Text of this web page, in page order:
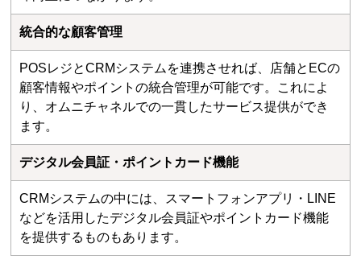
統合的な顧客管理
POSレジとCRMシステムを連携させれば、店舗とECの
顧客情報やポイントの統合管理が可能です。これによ
り、オムニチャネルでの一貫したサービス提供ができ
ます。
デジタル会員証・ポイントカード機能
CRMシステムの中には、スマートフォンアプリ・LINE
などを活用したデジタル会員証やポイントカード機能
を提供するものもあります。